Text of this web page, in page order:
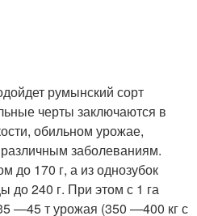
румынский сорт
черты заключаются в
обильном урожае,
заболеваниям.
до 170 г, а из однозубок
до 240 г. При этом с 1 га
—45 т урожая (350 —400 кг с